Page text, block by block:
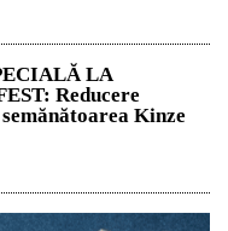
LA
Reducere
Kinze